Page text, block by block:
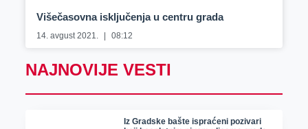
Višečasovna isključenja u centru grada
14. avgust 2021. 08:12
NAJNOVIJE VESTI
Iz Gradske bašte ispraćeni pozivari